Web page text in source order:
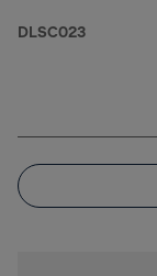
DLSC023